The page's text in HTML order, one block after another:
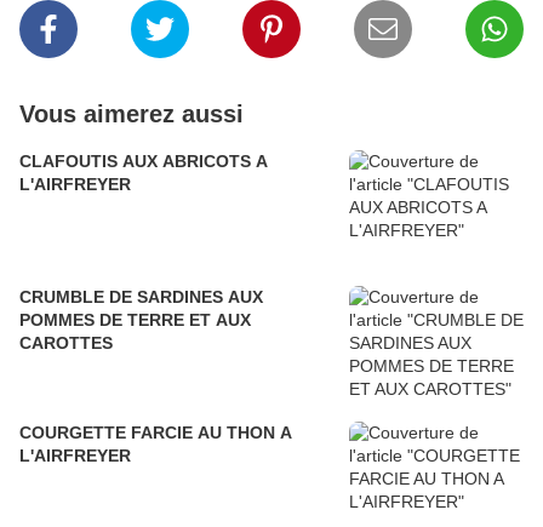
Vous aimerez aussi
CLAFOUTIS AUX ABRICOTS A
L'AIRFREYER
CRUMBLE DE SARDINES AUX
POMMES DE TERRE ET AUX
CAROTTES
COURGETTE FARCIE AU THON A
L'AIRFREYER